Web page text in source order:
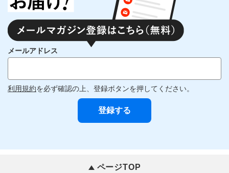
メールアドレス
利用規約を必ず確認の上、登録ボタンを押してください。
ページTOP